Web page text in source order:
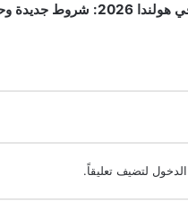
تغييرات بدل الإيجار في هولندا
لتضيف تعليقاً.